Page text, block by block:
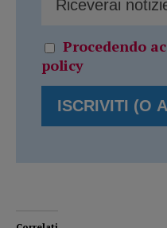
Procedendo
policy